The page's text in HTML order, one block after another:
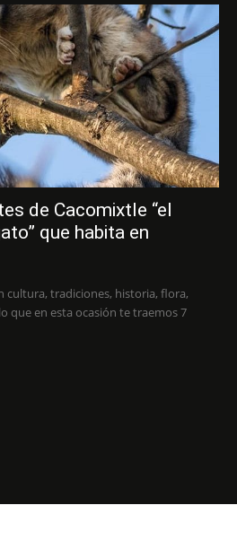
de Cacomixtle “el
que habita en
cultura, tradiciones, historia, flora,
que en esta ocasión te traemos 7